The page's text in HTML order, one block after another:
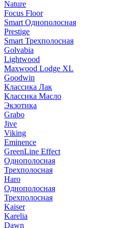
Nature
Focus Floor
Smart Однополосная
Prestige
Smart Трехполосная
Golvabia
Lightwood
Maxwood Lodge XL
Goodwin
Классика Лак
Классика Масло
Экзотика
Grabo
Jive
Viking
Eminence
GreenLine Effect
Однополосная
Трехполосная
Haro
Однополосная
Трехполосная
Kaiser
Karelia
Dawn